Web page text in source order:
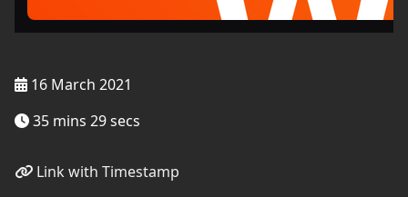
16 March 2021
35 mins 29 secs
Link with Timestamp